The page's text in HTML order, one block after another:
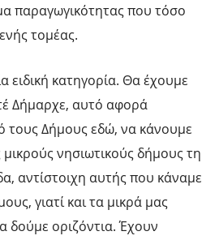
παραγωγικότητας που τόσο
τομέας.
ειδική κατηγορία. Θα έχουμε
Δήμαρχε, αυτό αφορά
τους Δήμους εδώ, να κάνουμε
νησιωτικούς δήμους τη
αντίστοιχη αυτής που κάναμε
γιατί και τα μικρά μας
δούμε οριζόντια. Έχουν